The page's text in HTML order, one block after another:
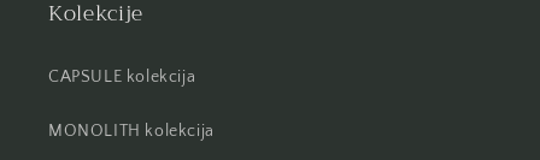
Kolekcije
CAPSULE kolekcija
MONOLITH kolekcija